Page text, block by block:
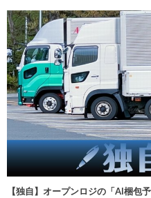
【独自】オープンロジの「AI梱包